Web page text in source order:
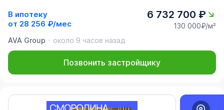
В ипотеку
от 28 256 ₽/мес
6 732 700 ₽
130 000₽/м²
AVA Group
около 9 часов назад
Позвонить застройщику